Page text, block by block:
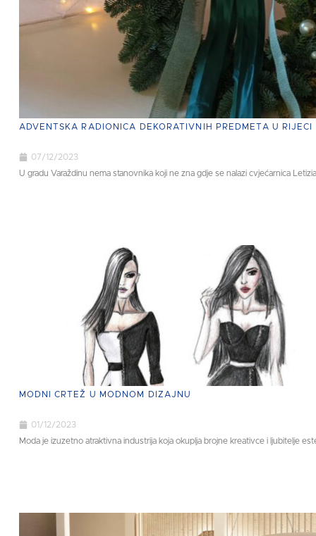
ADVENTSKA RADIONICA DEKORATIVNIH PREDMETA U RIJECI
07/12/2023
U gradu Varaždinu nema stanovnika koji ne zna gdje se nalazi cvjećarnica
MODNI CRTEŽ U MODNOM DIZAJNU
01/12/2023
Moda je izuzetno atraktivna industrija koja okuplja brojne kreativce i ljubitelje